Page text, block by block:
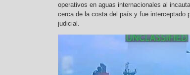
operativos en aguas internacionales al
cerca de la costa del país y fue interceptado
judicial.